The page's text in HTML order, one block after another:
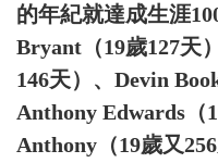
的年紀就達成生涯
Bryant（19歲127天
146天）、Devin
Anthony Edwards（
Anthony（19歲又